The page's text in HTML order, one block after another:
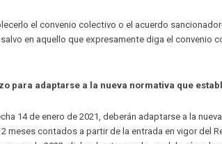
el convenio colectivo o el acuerdo
en aquello que expresamente diga el convenio
para adaptarse a la nueva normativa que
14 de enero de 2021, deberán adaptarse a la
meses contados a partir de la entrada en vigor del